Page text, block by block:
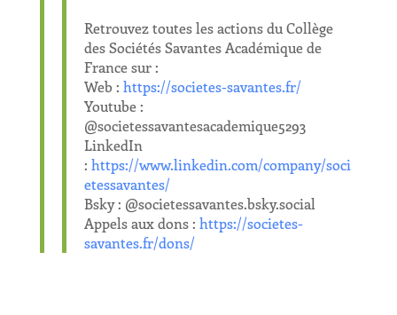
Retrouvez toutes les actions du Collège
des Sociétés Savantes Académique de
France sur :
Web : https://societes-savantes.fr/
Youtube :
@societessavantesacademique5293
LinkedIn
: https://www.linkedin.com/company/soci
etessavantes/
Bsky : @societessavantes.bsky.social
Appels aux dons : https://societes-
savantes.fr/dons/